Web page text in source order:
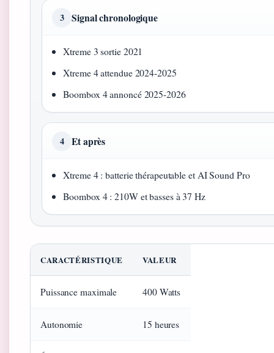
3 Signal chronologique
Xtreme 3 sortie 2021
Xtreme 4 attendue 2024-2025
Boombox 4 annoncé 2025-2026
4 Et après
Xtreme 4 : batterie thérapeutable et AI Sound Pro
Boombox 4 : 210W et basses à 37 Hz
CARACTÉRISTIQUE VALEUR
Puissance maximale 400 Watts
Autonomie 15 heures